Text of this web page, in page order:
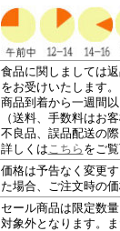
食品に関しましては
をお受けいたします。
商品到着から一週間
（送料、手数料はお
不良品、誤品配送の
詳しくはこちら をご
価格は予告なく変更
た場合、ご注文時の
セール商品は限定数
対象外となります。